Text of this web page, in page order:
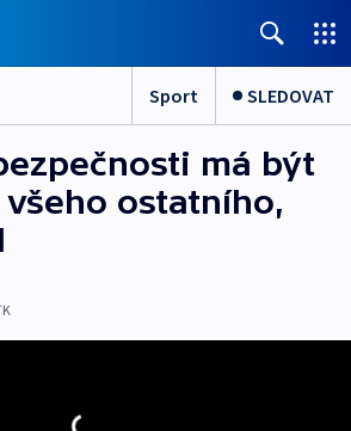
Sport SLEDOVAT
má být
ostatního,